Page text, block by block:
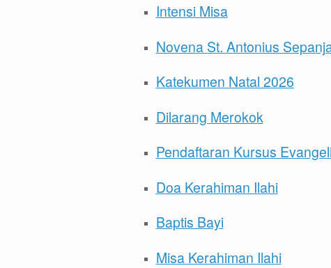
Intensi Misa
Novena St. Antonius
Katekumen Natal 2026
Dilarang Merokok
Pendaftaran Kursus
Doa Kerahiman Ilahi
Baptis Bayi
Misa Kerahiman Ilahi